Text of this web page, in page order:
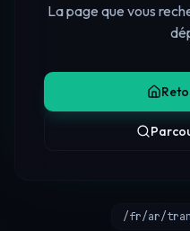
La page que vous
/fr/ar/